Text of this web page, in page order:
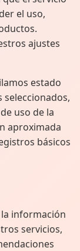
el uso,
ajustes
estado
seleccionados,
uso de la
aproximada
básicos
información
servicios,